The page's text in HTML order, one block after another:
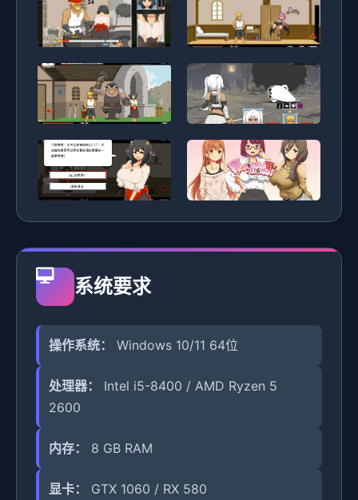
系统要求
操作系统： Windows 10/11 64位
处理器：
Intel i5-8400 / AMD Ryzen 5
2600
内存： 8 GB RAM
显卡： GTX 1060 / RX 580